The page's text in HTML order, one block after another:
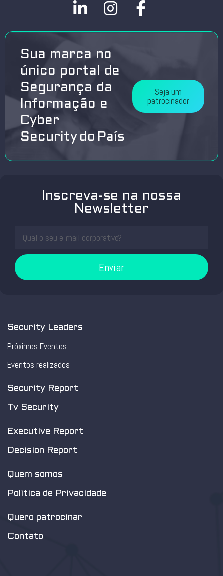
Sua marca no
único portal de
Segurança da
Informação e
Cyber
Security do País
Seja um
patrocinador
Inscreva-se na nossa
Newsletter
Enviar
Security Leaders
Próximos Eventos
Eventos realizados
Security Report
Tv Security
Executive Report
Decision Report
Quem somos
Política de Privacidade
Quero patrocinar
Contato